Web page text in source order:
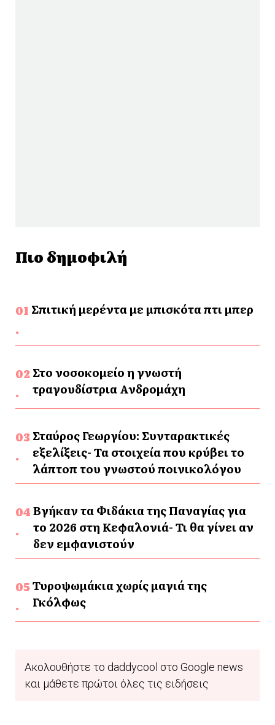
Πιο δημοφιλή
Σπιτική μερέντα με μπισκότα πτι μπερ
Στο νοσοκομείο η γνωστή
τραγουδίστρια Ανδρομάχη
Σταύρος Γεωργίου: Συνταρακτικές
εξελίξεις- Τα στοιχεία που κρύβει το
λάπτοπ του γνωστού ποινικολόγου
Βγήκαν τα Φιδάκια της Παναγίας για
το 2026 στη Κεφαλονιά- Τι θα γίνει αν
δεν εμφανιστούν
Τυροψωμάκια χωρίς μαγιά της
Γκόλφως
Ακολουθήστε το daddycool στο Google news
και μάθετε πρώτοι όλες τις ειδήσεις